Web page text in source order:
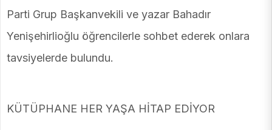
Parti Grup Başkanvekili ve yazar Bahadır
Yenişehirlioğlu öğrencilerle sohbet ederek onlara
tavsiyelerde bulundu.
KÜTÜPHANE HER YAŞA HİTAP EDİYOR